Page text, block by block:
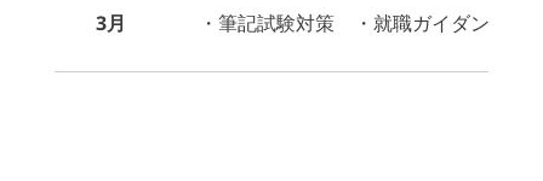
3月 ・筆記試験対策 ・就職ガイダンス